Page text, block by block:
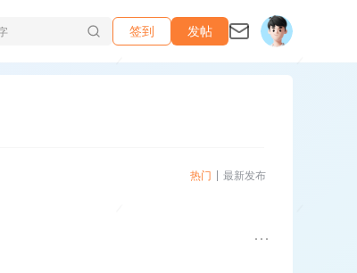
签到 发帖
热门 最新发布